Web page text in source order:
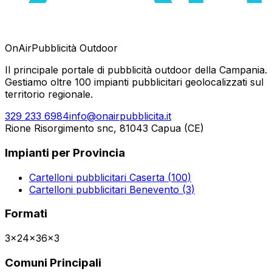
OnAirPubblicità Outdoor
Il principale portale di pubblicità outdoor della Campania.
Gestiamo oltre 100 impianti pubblicitari geolocalizzati sul
territorio regionale.
329 233 6984info@onairpubblicita.it
Rione Risorgimento snc, 81043 Capua (CE)
Impianti per Provincia
Cartelloni pubblicitari Caserta (100)
Cartelloni pubblicitari Benevento (3)
Formati
3x24x36x3
Comuni Principali